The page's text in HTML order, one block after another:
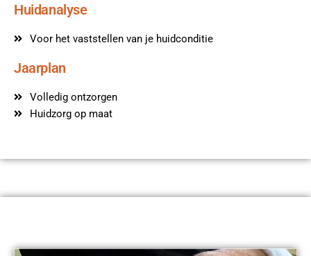
Huidanalyse
Voor het vaststellen van je huidconditie
Jaarplan
Volledig ontzorgen
Huidzorg op maat